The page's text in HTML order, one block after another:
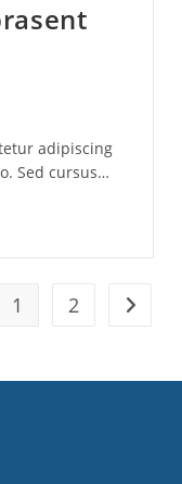
adipiscing
Sed cursus…
1 2 Go to